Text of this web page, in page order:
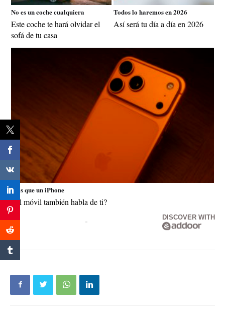
No es un coche cualquiera
Este coche te hará olvidar el
sofá de tu casa
Todos lo haremos en 2026
Así será tu día a día en 2026
Más que un iPhone
¿El móvil también habla de ti?
DISCOVER WITH